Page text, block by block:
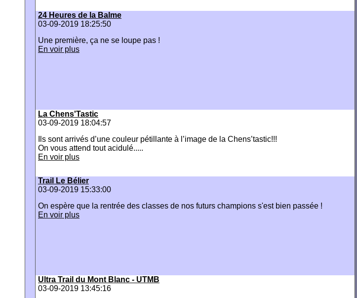
24 Heures de la Balme
03-09-2019 18:25:50
Une première, ça ne se loupe pas !
En voir plus
La Chens'Tastic
03-09-2019 18:04:57
Ils sont arrivés d’une couleur pétillante à l’image de la Chens’tastic!!!
On vous attend tout acidulé.....
En voir plus
Trail Le Bélier
03-09-2019 15:33:00
On espère que la rentrée des classes de nos futurs champions s'est bien passée !
En voir plus
Ultra Trail du Mont Blanc - UTMB
03-09-2019 13:45:16